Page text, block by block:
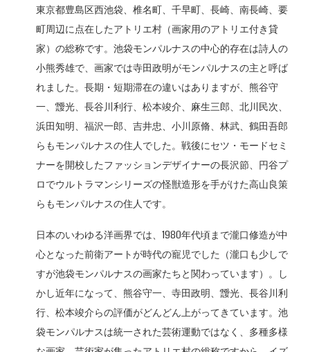
東京都豊島区西池袋、椎名町、千早町、長崎、南長崎、要
町周辺に点在したアトリエ村（画家用のアトリエ付き貸
家）の総称です。池袋モンパルナスの中心的存在は詩人の
小熊秀雄で、画家では寺田政明がモンパルナスの主と呼ば
れました。長期・短期滞在の違いはありますが、熊谷守
一、靉光、長谷川利行、松本竣介、麻生三郎、北川民次、
浜田知明、福沢一郎、吉井忠、小川原脩、林武、鶴田吾郎
らもモンパルナスの住人でした。戦後にセツ・モードセミ
ナーを開校したファッションデザイナーの長沢節、円谷プ
ロでウルトラマンシリーズの怪獣造形を手がけた高山良策
らもモンパルナスの住人です。
日本のいわゆる洋画界では、1980年代頃まで瀧口修造が中
心となった前衛アートが時代の寵児でした（瀧口も少しで
すが池袋モンパルナスの画家たちと関わっています）。し
かし近年になって、熊谷守一、寺田政明、靉光、長谷川利
行、松本竣介らの評価がどんどん上がってきています。池
袋モンパルナスは統一された芸術運動ではなく、多種多様